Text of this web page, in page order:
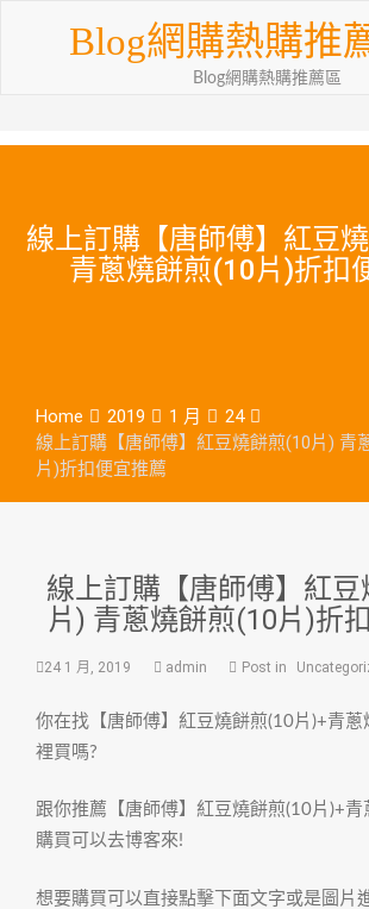
Blog網購熱購推
Blog網購熱購推薦區
線上訂購【唐師傅】紅豆
青蔥燒餅煎(10片)折扣
Home 2019 1 月
24
線上訂購【唐師傅】紅豆燒餅煎(10片) 青
片)折扣便宜推薦
線上訂購【唐師傅】紅
片) 青蔥燒餅煎(10片)折
24 1 月, 2019 admin Post in
你在找【唐師傅】紅豆燒餅煎(10片)+青蔥
裡買嗎?
跟你推薦【唐師傅】紅豆燒餅煎(10片)+青
購買可以去博客來!
想要購買可以直接點擊下面文字或是圖片